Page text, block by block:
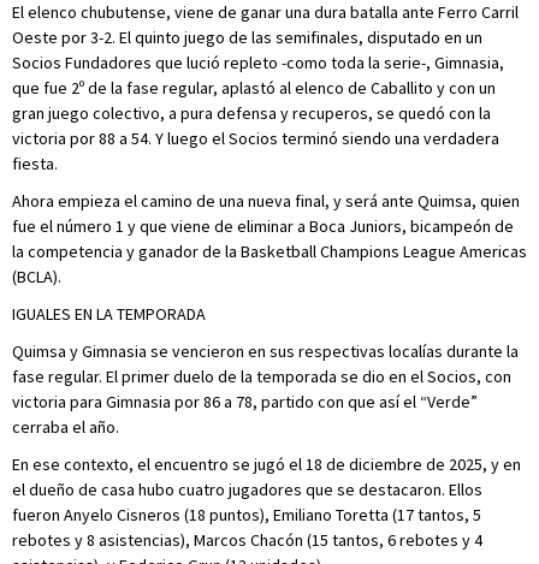
El elenco chubutense, viene de ganar una dura batalla ante Ferro Carril
Oeste por 3-2. El quinto juego de las semifinales, disputado en un
Socios Fundadores que lució repleto -como toda la serie-, Gimnasia,
que fue 2º de la fase regular, aplastó al elenco de Caballito y con un
gran juego colectivo, a pura defensa y recuperos, se quedó con la
victoria por 88 a 54. Y luego el Socios terminó siendo una verdadera
fiesta.
Ahora empieza el camino de una nueva final, y será ante Quimsa, quien
fue el número 1 y que viene de eliminar a Boca Juniors, bicampeón de
la competencia y ganador de la Basketball Champions League Americas
(BCLA).
IGUALES EN LA TEMPORADA
Quimsa y Gimnasia se vencieron en sus respectivas localías durante la
fase regular. El primer duelo de la temporada se dio en el Socios, con
victoria para Gimnasia por 86 a 78, partido con que así el “Verde”
cerraba el año.
En ese contexto, el encuentro se jugó el 18 de diciembre de 2025, y en
el dueño de casa hubo cuatro jugadores que se destacaron. Ellos
fueron Anyelo Cisneros (18 puntos), Emiliano Toretta (17 tantos, 5
rebotes y 8 asistencias), Marcos Chacón (15 tantos, 6 rebotes y 4